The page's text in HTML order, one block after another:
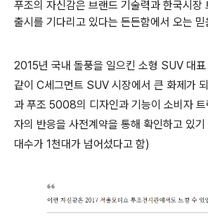
푸조의 자신감은 브랜드 기술력과 한국시장
출시를 기다리고 있다는 든든함에서 오는
2015년 국내 돌풍을 일으킨 소형 SUV 대
같이 C세그먼트 SUV 시장에서 큰 화제가
과 푸조 5008의 디자인과 기능이 소비자 트
자의 반응을 사전계약을 통해 확인하고 있
대수가 1천대가 넘어섰다고 함)